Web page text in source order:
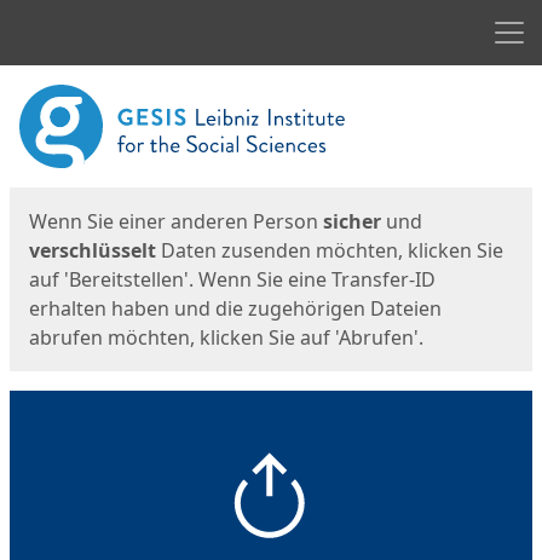
Start
Wenn Sie einer anderen Person sicher und
verschlüsselt Daten zusenden möchten, klicken Sie
auf 'Bereitstellen'. Wenn Sie eine Transfer-ID
erhalten haben und die zugehörigen Dateien
abrufen möchten, klicken Sie auf 'Abrufen'.